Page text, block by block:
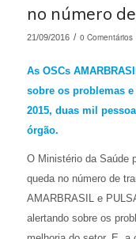
no número
21/09/2016 / 0 Comentários
As OSCs
sobre os problemas
2015, duas mil
órgão.
O Ministério da Saúde
queda no número de
AMARBRASIL e
alertando sobre os